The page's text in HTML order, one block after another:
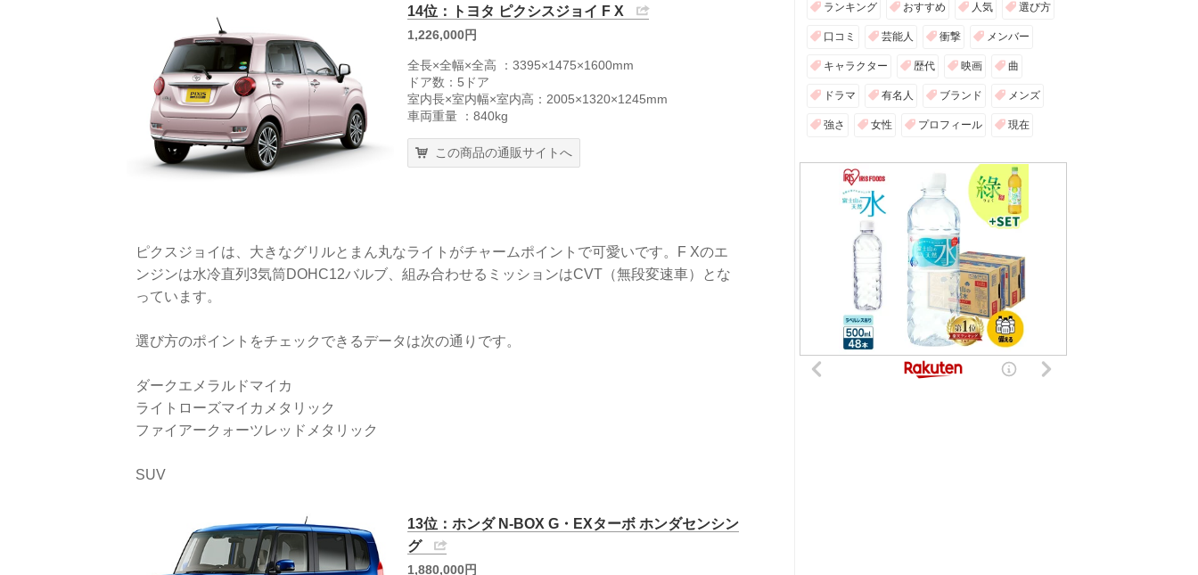
14位：トヨタ ピクシスジョイ F X
1,226,000円
全長×全幅×全高 ：3395×1475×1600mm
ドア数：5ドア
室内長×室内幅×室内高：2005×1320×1245mm
車両重量 ：840kg
この商品の通販サイトへ
ピクスジョイは、大きなグリルとまん丸なライトがチャームポイントで可愛いです。F Xのエ
ンジンは水冷直列3気筒DOHC12バルブ、組み合わせるミッションはCVT（無段変速車）とな
っています。
選び方のポイントをチェックできるデータは次の通りです。
ダークエメラルドマイカ
ライトローズマイカメタリック
ファイアークォーツレッドメタリック
SUV
13位：ホンダ N-BOX G・EXターボ ホンダセンシン
グ
1,880,000円
ランキング おすすめ 人気 選び方
口コミ 芸能人 衝撃 メンバー
キャラクター 歴代 映画 曲
ドラマ 有名人 ブランド メンズ
強さ 女性 プロフィール 現在